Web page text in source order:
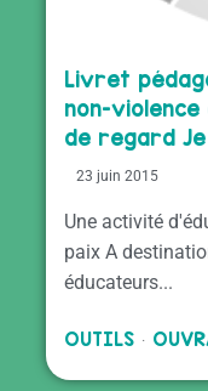
Livret
non-
de regard
23 juin 2015
Une activité
paix A
éducateurs...
OUTILS ·